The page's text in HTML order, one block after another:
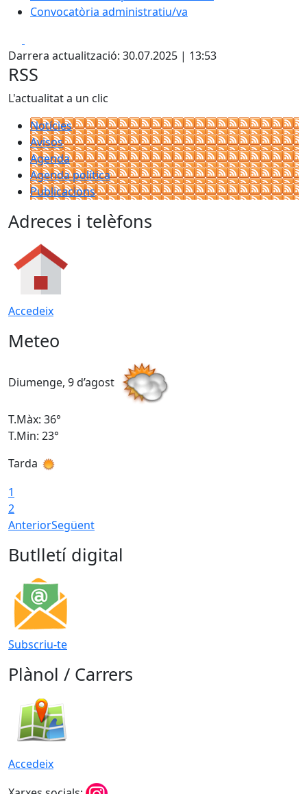
Convocatòria administratiu/va
Darrera actualització: 30.07.2025 | 13:53
RSS
L'actualitat a un clic
Notícies
Avisos
Agenda
Agenda política
Publicacions
Adreces i telèfons
Accedeix
Meteo
Diumenge, 9 d’agost
T.Màx: 36°
T.Min: 23°
Tarda
1
2
AnteriorSegüent
Butlletí digital
Subscriu-te
Plànol / Carrers
Accedeix